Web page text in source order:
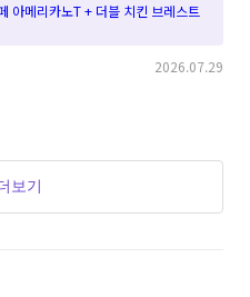
아메리카노T + 더블 치킨 브레스트
2026.07.29
보기